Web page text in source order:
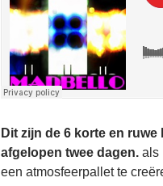
Dit zijn de 6 korte en
afgelopen twee dagen. als
een atmosfeerpallet te